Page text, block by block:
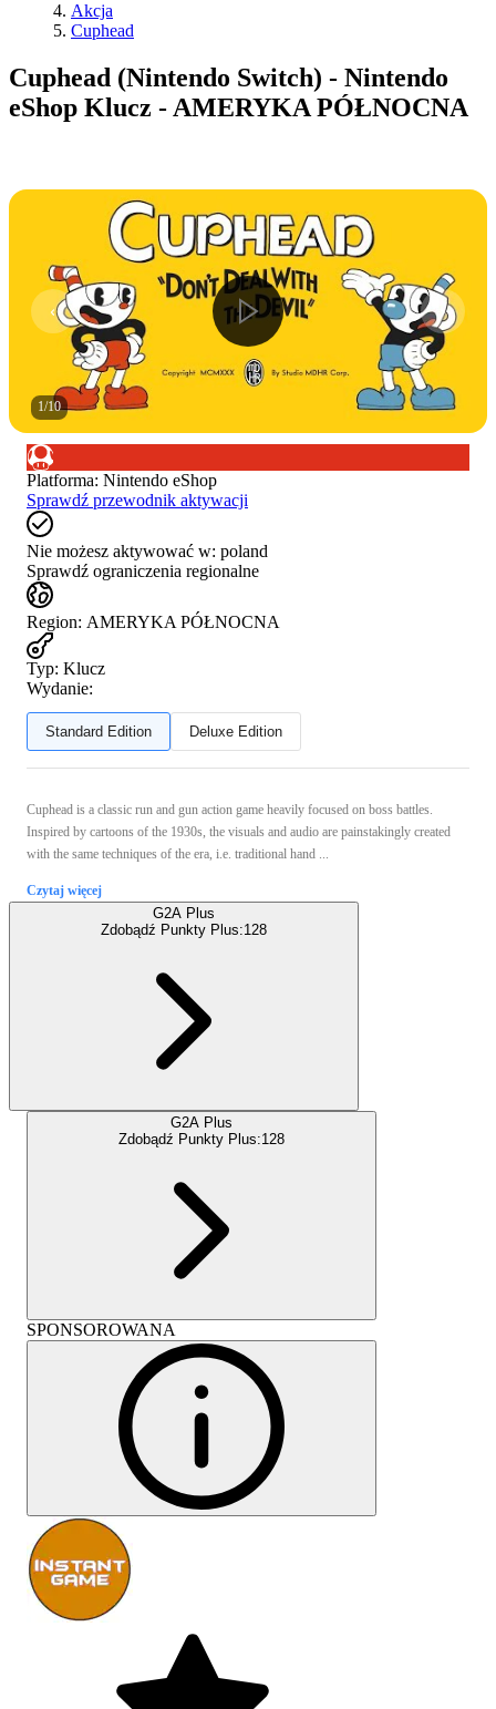
Akcja
Cuphead
Cuphead (Nintendo Switch) - Nintendo
eShop Klucz - AMERYKA PÓŁNOCNA
1/10
Platforma: Nintendo eShop
Sprawdź przewodnik aktywacji
Nie możesz aktywować w: poland
Sprawdź ograniczenia regionalne
Region: AMERYKA PÓŁNOCNA
Typ: Klucz
Wydanie:
Standard Edition Deluxe Edition
Cuphead is a classic run and gun action game heavily focused on boss battles.
Inspired by cartoons of the 1930s, the visuals and audio are painstakingly created
with the same techniques of the era, i.e. traditional hand ...
Czytaj więcej
G2A Plus
Zdobądź Punkty Plus:128
G2A Plus
Zdobądź Punkty Plus:128
SPONSOROWANA